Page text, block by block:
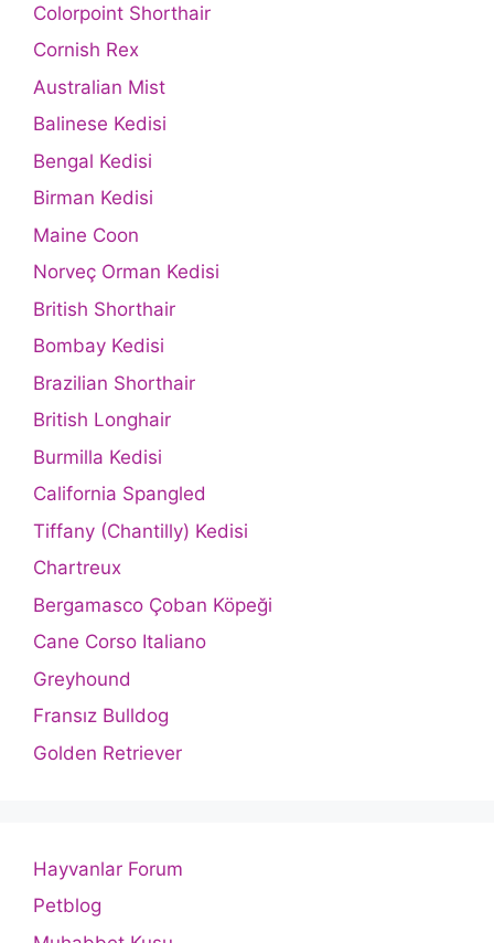
Colorpoint Shorthair
Cornish Rex
Australian Mist
Balinese Kedisi
Bengal Kedisi
Birman Kedisi
Maine Coon
Norveç Orman Kedisi
British Shorthair
Bombay Kedisi
Brazilian Shorthair
British Longhair
Burmilla Kedisi
California Spangled
Tiffany (Chantilly) Kedisi
Chartreux
Bergamasco Çoban Köpeği
Cane Corso Italiano
Greyhound
Fransız Bulldog
Golden Retriever
Hayvanlar Forum
Petblog